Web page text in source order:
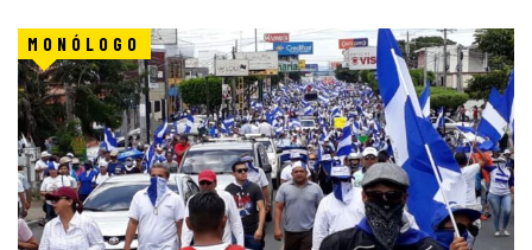
MONÓLOGO